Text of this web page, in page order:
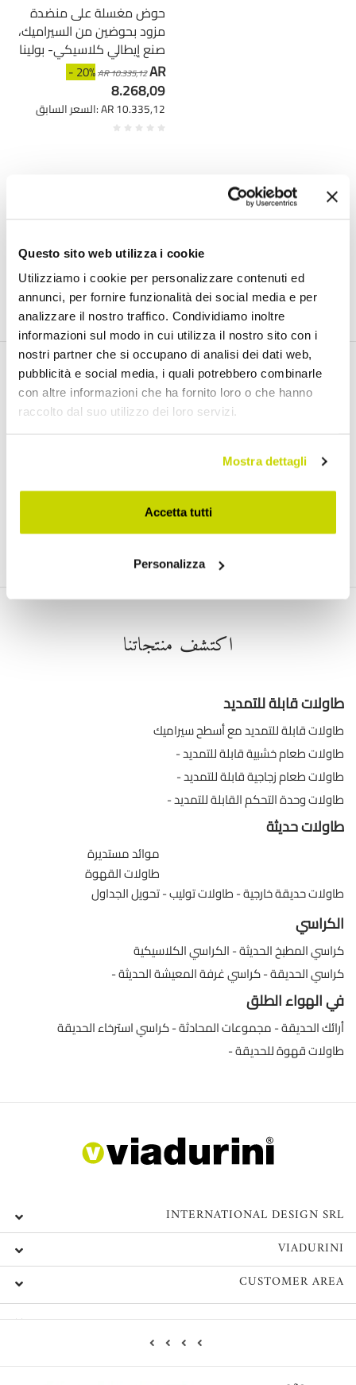
Questo sito web utilizza i cookie
Utilizziamo i cookie per personalizzare contenuti ed
annunci, per fornire funzionalità dei social media e per
analizzare il nostro traffico. Condividiamo inoltre
informazioni sul modo in cui utilizza il nostro sito con i
nostri partner che si occupano di analisi dei dati web,
pubblicità e social media, i quali potrebbero combinarle
con altre informazioni che ha fornito loro o che hanno
raccolto dal suo utilizzo dei loro servizi.
Mostra dettagli
Accetta tutti
Personalizza
حوض مغسلة على منضدة
مزود بحوضين من السيراميك،
صنع إيطالي كلاسيكي- بولينا
- 20%AR 10.335,12AR
8.268,09
السعر السابق: AR 10.335,12
النشرة الإخبارية عبر البريد الإلكتروني
اشترك في النشرة الإخبارية لدينا
اكتشف منتجاتنا
طاولات قابلة للتمديد
طاولات قابلة للتمديد مع أسطح سيراميك
طاولات طعام خشبية قابلة للتمديد
طاولات طعام زجاجية قابلة للتمديد
طاولات وحدة التحكم القابلة للتمديد
طاولات حديثة
موائد مستديرة
طاولات القهوة
تحويل الجداول طاولات توليب طاولات حديقة خارجية
الكراسي
الكراسي الكلاسيكية كراسي المطبخ الحديثة
كراسي غرفة المعيشة الحديثة كراسي الحديقة
في الهواء الطلق
كراسي استرخاء الحديقة مجموعات المحادثة أرائك الحديقة
طاولات قهوة للحديقة
INTERNATIONAL DESIGN SRL
VIADURINI
CUSTOMER AREA